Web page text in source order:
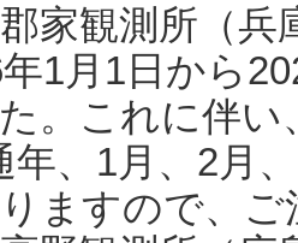
家観測所（
1月1日から
。これに伴い
年、1月、2月
ますので、